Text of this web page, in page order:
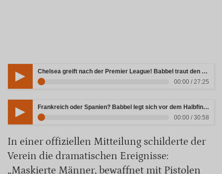
Chelsea greift nach der Premier League! Babbel traut den Blues den ganz großen Wurf zu
00:00 / 27:25
Frankreich oder Spanien? Babbel legt sich vor dem Halbfinale fest
00:00 / 30:58
In einer offiziellen Mitteilung schilderte der
Verein die dramatischen Ereignisse:
„Maskierte Männer, bewaffnet mit Pistolen